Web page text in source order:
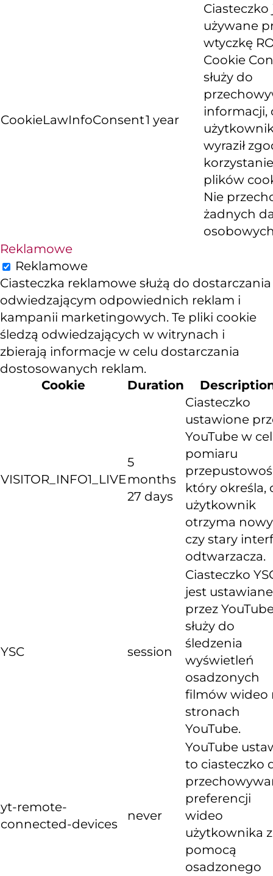
CookieLawInfoConsent1 year
Ciasteczko
używane
wtyczkę
Cookie
służy do
informacji,
wyraził
plików
Nie
żadnych
Reklamowe
Reklamowe
Ciasteczka reklamowe służą do dostarczania
odwiedzającym odpowiednich reklam i
kampanii marketingowych. Te pliki cookie
śledzą odwiedzających w witrynach i
zbierają informacje w celu dostarczania
dostosowanych reklam.
Cookie
Duration
VISITOR_INFO1_LIVE
5
months
27 days
Ciasteczko
ustawione
YouTube w
pomiaru
który określa,
użytkownik
otrzyma
czy stary
odtwarzacza.
YSC session
Ciasteczko
jest ustawiane
przez
służy do
śledzenia
wyświetleń
osadzonych
filmów wideo
stronach
YouTube.
yt-remote-
connected-devices
never
YouTube
to ciasteczko
preferencji
wideo
użytkownika
pomocą
osadzonego